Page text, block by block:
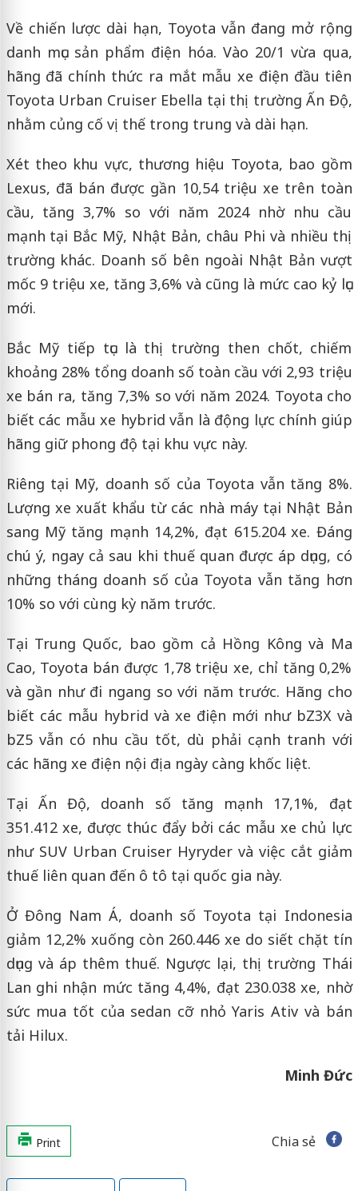
Về chiến lược dài hạn, Toyota vẫn đang mở rộng
danh mục sản phẩm điện hóa. Vào 20/1 vừa qua,
hãng đã chính thức ra mắt mẫu xe điện đầu tiên
Toyota Urban Cruiser Ebella tại thị trường Ấn Độ,
nhằm củng cố vị thế trong trung và dài hạn.
Xét theo khu vực, thương hiệu Toyota, bao gồm
Lexus, đã bán được gần 10,54 triệu xe trên toàn
cầu, tăng 3,7% so với năm 2024 nhờ nhu cầu
mạnh tại Bắc Mỹ, Nhật Bản, châu Phi và nhiều thị
trường khác. Doanh số bên ngoài Nhật Bản vượt
mốc 9 triệu xe, tăng 3,6% và cũng là mức cao kỷ lục
mới.
Bắc Mỹ tiếp tục là thị trường then chốt, chiếm
khoảng 28% tổng doanh số toàn cầu với 2,93 triệu
xe bán ra, tăng 7,3% so với năm 2024. Toyota cho
biết các mẫu xe hybrid vẫn là động lực chính giúp
hãng giữ phong độ tại khu vực này.
Riêng tại Mỹ, doanh số của Toyota vẫn tăng 8%.
Lượng xe xuất khẩu từ các nhà máy tại Nhật Bản
sang Mỹ tăng mạnh 14,2%, đạt 615.204 xe. Đáng
chú ý, ngay cả sau khi thuế quan được áp dụng, có
những tháng doanh số của Toyota vẫn tăng hơn
10% so với cùng kỳ năm trước.
Tại Trung Quốc, bao gồm cả Hồng Kông và Ma
Cao, Toyota bán được 1,78 triệu xe, chỉ tăng 0,2%
và gần như đi ngang so với năm trước. Hãng cho
biết các mẫu hybrid và xe điện mới như bZ3X và
bZ5 vẫn có nhu cầu tốt, dù phải cạnh tranh với
các hãng xe điện nội địa ngày càng khốc liệt.
Tại Ấn Độ, doanh số tăng mạnh 17,1%, đạt
351.412 xe, được thúc đẩy bởi các mẫu xe chủ lực
như SUV Urban Cruiser Hyryder và việc cắt giảm
thuế liên quan đến ô tô tại quốc gia này.
Ở Đông Nam Á, doanh số Toyota tại Indonesia
giảm 12,2% xuống còn 260.446 xe do siết chặt tín
dụng và áp thêm thuế. Ngược lại, thị trường Thái
Lan ghi nhận mức tăng 4,4%, đạt 230.038 xe, nhờ
sức mua tốt của sedan cỡ nhỏ Yaris Ativ và bán
tải Hilux.
Minh Đức
Print Chia sẻ